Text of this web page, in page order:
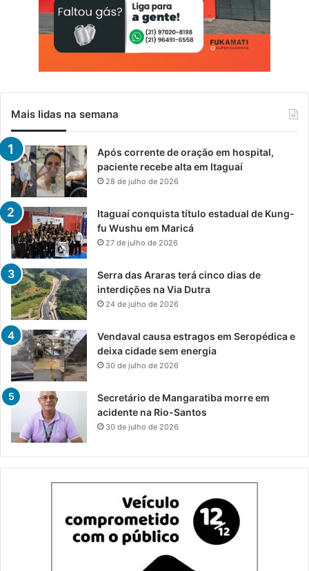
Mais lidas na semana
Após corrente de oração em hospital,
paciente recebe alta em Itaguaí
28 de julho de 2026
Itaguaí conquista título estadual de Kung-
fu Wushu em Maricá
27 de julho de 2026
Serra das Araras terá cinco dias de
interdições na Via Dutra
24 de julho de 2026
Vendaval causa estragos em Seropédica e
deixa cidade sem energia
30 de julho de 2026
Secretário de Mangaratiba morre em
acidente na Rio-Santos
30 de julho de 2026